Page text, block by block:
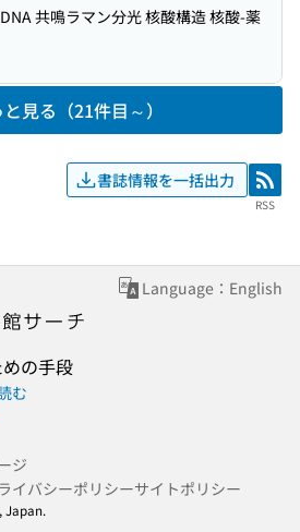
共鳴ラマン分光 核酸構造 核酸-薬
見る（21件目～）
書誌情報を一括出力 RSS
RSS
Language：English
の手段
む
ジ
イバシーポリシーサイトポリシー
Japan.